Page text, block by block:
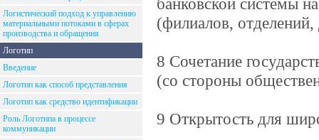
Логистический подход к управлению
материальными потоками в сферах
производства и обращения
Логотип
Введение
Логотип как способ представления
Логотип как средство идентификации
Роль Логотипа в процессе
коммуникации
(филиалов,
8 Сочетание
(со стороны
9 Открытость для